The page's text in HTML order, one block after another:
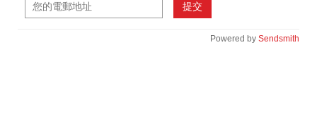
提交
Powered by Sendsmith